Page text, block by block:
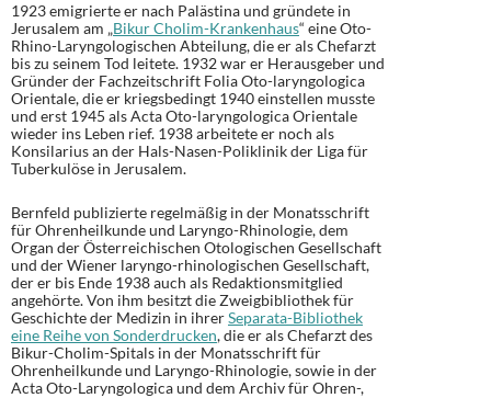
1923 emigrierte er nach Palästina und gründete in
Jerusalem am „Bikur Cholim-Krankenhaus“ eine Oto-
Rhino-Laryngologischen Abteilung, die er als Chefarzt
bis zu seinem Tod leitete. 1932 war er Herausgeber und
Gründer der Fachzeitschrift Folia Oto-laryngologica
Orientale, die er kriegsbedingt 1940 einstellen musste
und erst 1945 als Acta Oto-laryngologica Orientale
wieder ins Leben rief. 1938 arbeitete er noch als
Konsilarius an der Hals-Nasen-Poliklinik der Liga für
Tuberkulöse in Jerusalem.
Bernfeld publizierte regelmäßig in der Monatsschrift
für Ohrenheilkunde und Laryngo-Rhinologie, dem
Organ der Österreichischen Otologischen Gesellschaft
und der Wiener laryngo-rhinologischen Gesellschaft,
der er bis Ende 1938 auch als Redaktionsmitglied
angehörte. Von ihm besitzt die Zweigbibliothek für
Geschichte der Medizin in ihrerSeparata-Bibliothek
eine Reihe von Sonderdrucken, die er als Chefarzt des
Bikur-Cholim-Spitals in der Monatsschrift für
Ohrenheilkunde und Laryngo-Rhinologie, sowie in der
Acta Oto-Laryngologica und dem Archiv für Ohren-,